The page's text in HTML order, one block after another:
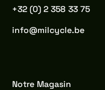
+32 (0) 2 358 33 75
info@milcycle.be
Notre Magasin